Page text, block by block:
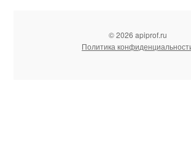
© 2026 apiprof.ru
Политика